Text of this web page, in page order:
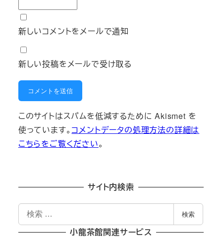
新しいコメントをメールで通知
新しい投稿をメールで受け取る
このサイトはスパムを低減するために Akismet を
使っています。 コメントデータの処理方法の詳細は
こちらをご覧ください。
サイト内検索
索
検索
小龍茶館関連サービス